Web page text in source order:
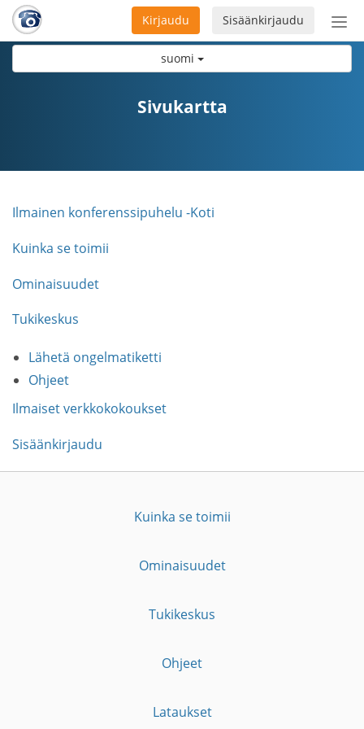
suomi
Sisäänkirjaudu
Kirjaudu
Sivukartta
Ilmainen konferenssipuhelu -Koti
Kuinka se toimii
Ominaisuudet
Tukikeskus
Lähetä ongelmatiketti
Ohjeet
Ilmaiset verkkokokoukset
Sisäänkirjaudu
Kuinka se toimii
Ominaisuudet
Tukikeskus
Ohjeet
Lataukset